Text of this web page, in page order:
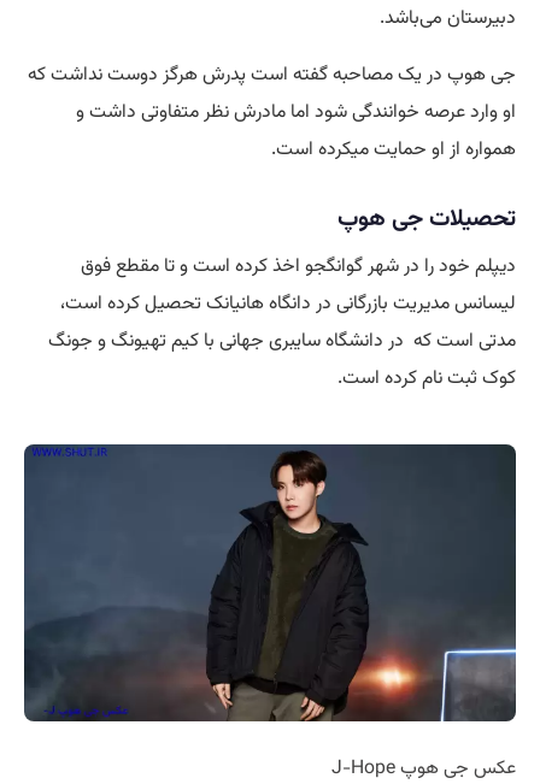
دبیرستان می‌باشد.
جی هوپ در یک مصاحبه گفته است پدرش هرگز دوست نداشت که
او وارد عرصه خوانندگی شود اما مادرش نظر متفاوتی داشت و
همواره از او حمایت میکرده است.
تحصیلات جی هوپ
دیپلم خود را در شهر گوانگجو اخذ کرده است و تا مقطع فوق
لیسانس مدیریت بازرگانی در دانگاه هانیانک تحصیل کرده است،
مدتی است که در دانشگاه سایبری جهانی با کیم تهیونگ و جونگ
کوک ثبت نام کرده است.
عکس جی هوپ J-Hope